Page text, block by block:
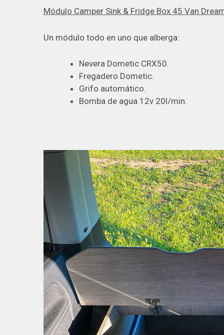
Módulo Camper Sink & Fridge Box 45 Van
Un módulo todo en uno que alberga:
Nevera Dometic CRX50.
Fregadero Dometic.
Grifo automático.
Bomba de agua 12v 20l/min.